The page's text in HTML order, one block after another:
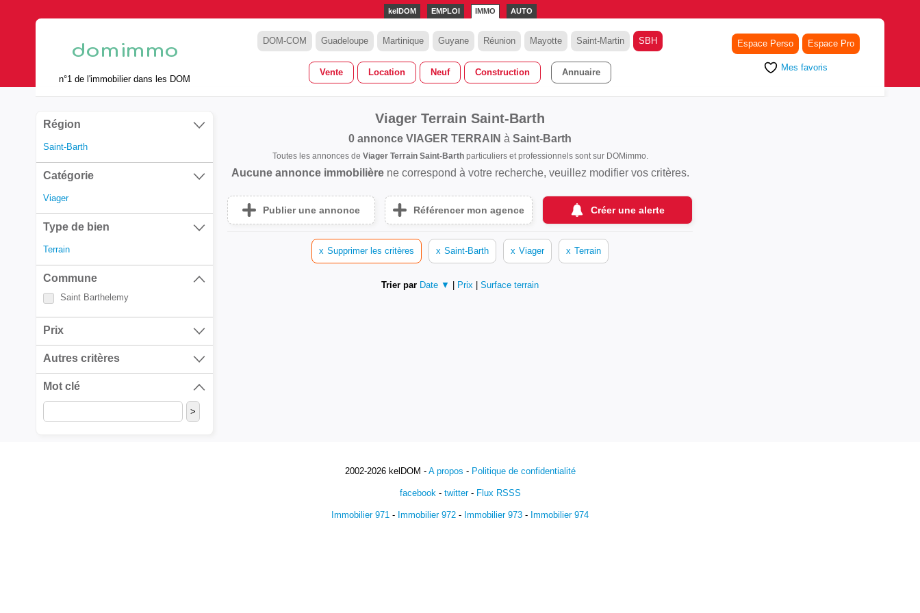
kelDOM EMPLOI IMMO AUTO
n°1 de l'immobilier dans les DOM
DOM-COM Guadeloupe Martinique Guyane Réunion Mayotte Saint-Martin SBH
Vente Location Neuf Construction Annuaire
Espace Perso Espace Pro
Mes favoris
Région
Saint-Barth
Catégorie
Viager
Type de bien
Terrain
Commune
Saint Barthelemy
Prix
Autres critères
Mot clé
Viager Terrain Saint-Barth
0 annonce VIAGER TERRAIN à Saint-Barth
Toutes les annonces de Viager Terrain Saint-Barthparticuliers et professionnels sont sur DOMimmo.
Aucune annonce immobilièrene correspond à votre recherche, veuillez modifier vos critères.
Publier une annonce Référencer mon agence Créer une alerte
x Supprimer les critères x Saint-Barth x Viager x Terrain
Trier par Date ▼ Prix Surface terrain
2002-2026 kelDOM - A propos - Politique de confidentialité
facebook- twitter- Flux RSSS
Immobilier 971 - Immobilier 972 - Immobilier 973 - Immobilier 974